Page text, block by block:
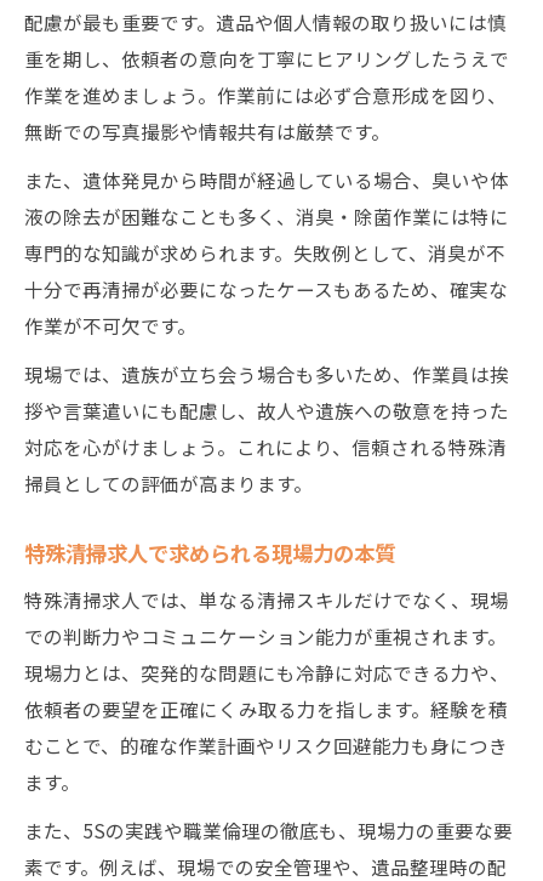
配慮が最も重要です。遺品や個人情報の取り扱いには慎
重を期し、依頼者の意向を丁寧にヒアリングしたうえで
作業を進めましょう。作業前には必ず合意形成を図り、
無断での写真撮影や情報共有は厳禁です。
また、遺体発見から時間が経過している場合、臭いや体
液の除去が困難なことも多く、消臭・除菌作業には特に
専門的な知識が求められます。失敗例として、消臭が不
十分で再清掃が必要になったケースもあるため、確実な
作業が不可欠です。
現場では、遺族が立ち会う場合も多いため、作業員は挨
拶や言葉遣いにも配慮し、故人や遺族への敬意を持った
対応を心がけましょう。これにより、信頼される特殊清
掃員としての評価が高まります。
特殊清掃求人で求められる現場力の本質
特殊清掃求人では、単なる清掃スキルだけでなく、現場
での判断力やコミュニケーション能力が重視されます。
現場力とは、突発的な問題にも冷静に対応できる力や、
依頼者の要望を正確にくみ取る力を指します。経験を積
むことで、的確な作業計画やリスク回避能力も身につき
ます。
また、5Sの実践や職業倫理の徹底も、現場力の重要な要
素です。例えば、現場での安全管理や、遺品整理時の配